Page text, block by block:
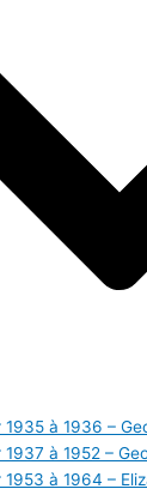
1935 à 1936 –
1937 à 1952 –
1953 à 1964 –